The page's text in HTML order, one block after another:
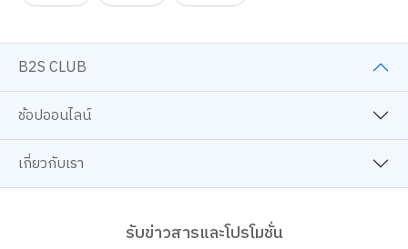
B2S CLUB
ช้อปออนไลน์
เกี่ยวกับเรา
รับข่าวสารและโปรโมชั่น